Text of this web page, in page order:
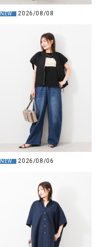
NEW 2026/08/08
NEW 2026/08/06